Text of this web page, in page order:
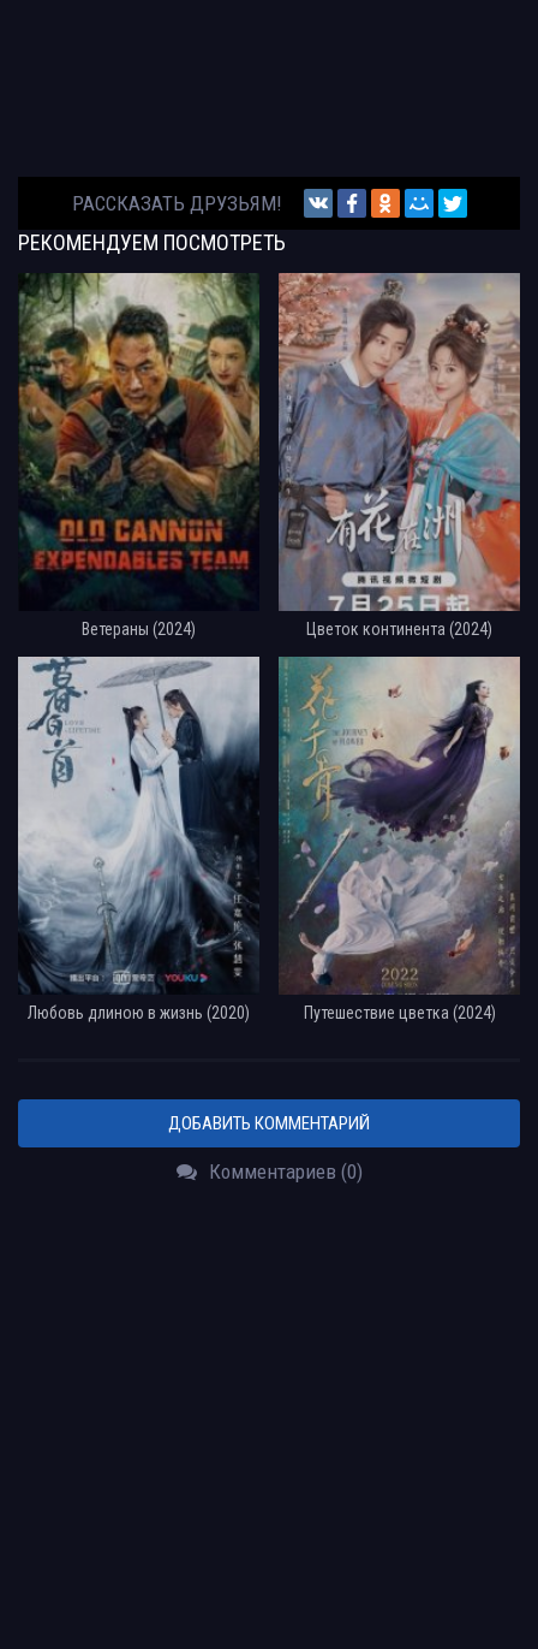
РАССКАЗАТЬ ДРУЗЬЯМ!
РЕКОМЕНДУЕМ ПОСМОТРЕТЬ
Ветераны (2024) Цветок континента (2024)
Любовь длиною в жизнь (2020) Путешествие цветка (2024)
ДОБАВИТЬ КОММЕНТАРИЙ
Комментариев (0)